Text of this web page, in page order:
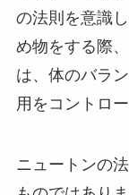
の法則を意識
め物をする際
は、体のバラ
用をコントロ
ニュートンの